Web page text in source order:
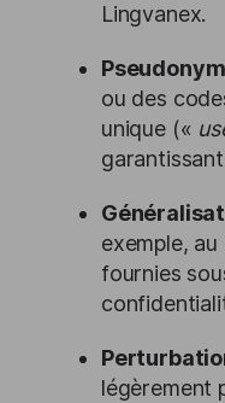
Lingvanex.
ou des
unique («
exemple,
fournies
légèrement